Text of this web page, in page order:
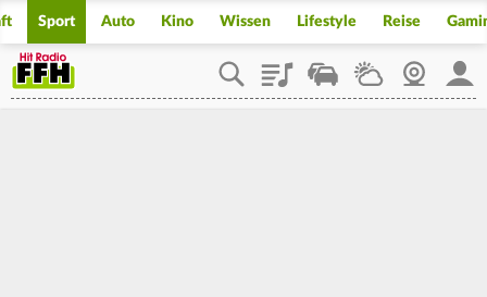
Sport Auto Kino Wissen Lifestyle Reise
PlaylistStaupilotWetterWebcam